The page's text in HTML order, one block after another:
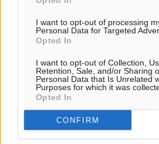
I want to opt-out of processing
Personal Data for Targeted
Opted In
I want to opt-out of Collection,
Retention, Sale, and/or Sharing
Personal Data that Is Unrelated
Purposes for which it was
Opted In
CONFIRM
ΥΠΑΑΤ: 12,5 εκατ. ευρώ στις 13
βιοασφάλειας
Ποιοι φοιτητές μπορούν να
στέγη έως 2.500 ευρώ
Ειδήσεις